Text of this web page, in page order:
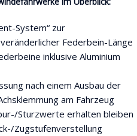
System“ zur
Federbein-Länge
inklusive Aluminium
nach einem Ausbau der
am Fahrzeug
Sturzwerte erhalten bleiben
Zugstufenverstellung